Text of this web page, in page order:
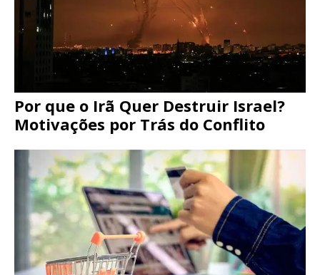
Por que o Irã Quer Destruir Israel?
Motivações por Trás do Conflito